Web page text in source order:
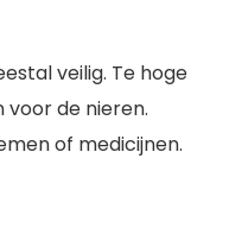
veilig. Te hoge
voor de nieren.
of medicijnen.